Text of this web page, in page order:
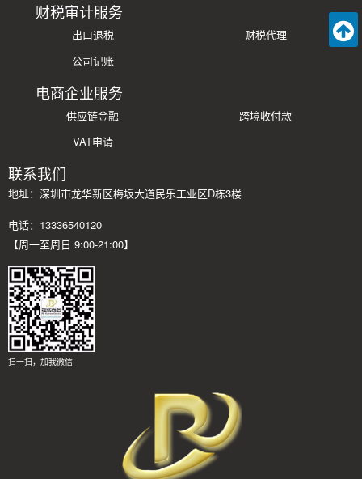
财税审计服务
出口退税
财税代理
公司记账
电商企业服务
供应链金融
跨境收付款
VAT申请
联系我们
地址：深圳市龙华新区梅坂大道民乐工业区D栋3楼
电话：13336540120
【周一至周日 9:00-21:00】
扫一扫，加我微信